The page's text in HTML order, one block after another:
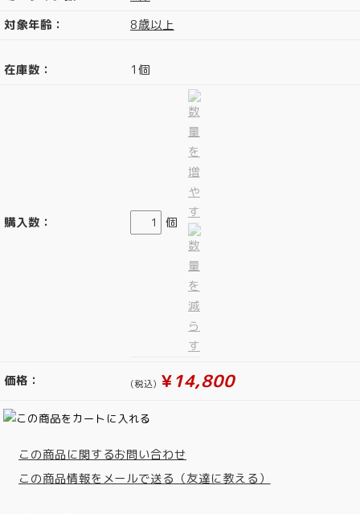
対象年齢：
8歳以上
在庫数： 1個
購入数： 個
価格： (税込) ¥14,800
この商品に関するお問い合わせ
この商品情報をメールで送る（友達に教える）